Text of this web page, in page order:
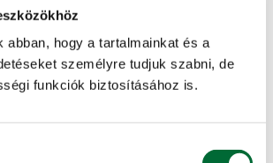
abban, hogy a tartalmainkat és a
személyre tudjuk szabni, de
funkciók biztosításához is.